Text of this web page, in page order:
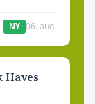
NY 06. aug.